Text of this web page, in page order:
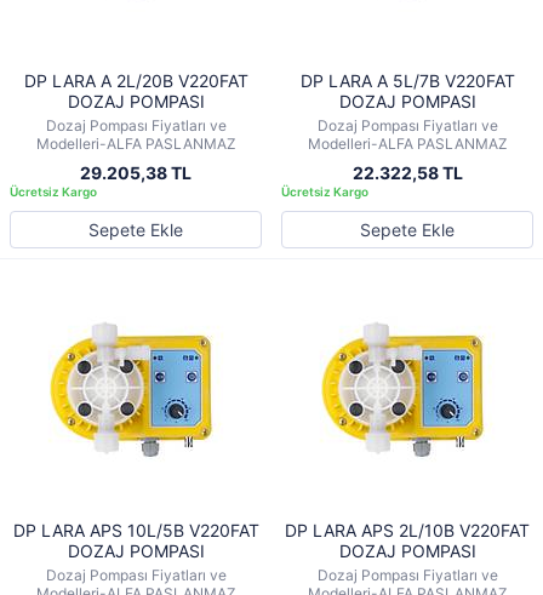
DP LARA A 2L/20B V220FAT
DOZAJ POMPASI
Dozaj Pompası Fiyatları ve
Modelleri-ALFA PASLANMAZ
29.205,38 TL
Sepete Ekle
DP LARA A 5L/7B V220FAT
DOZAJ POMPASI
Dozaj Pompası Fiyatları ve
Modelleri-ALFA PASLANMAZ
22.322,58 TL
Sepete Ekle
DP LARA APS 10L/5B V220FAT
DOZAJ POMPASI
Dozaj Pompası Fiyatları ve
DP LARA APS 2L/10B V220FAT
DOZAJ POMPASI
Dozaj Pompası Fiyatları ve